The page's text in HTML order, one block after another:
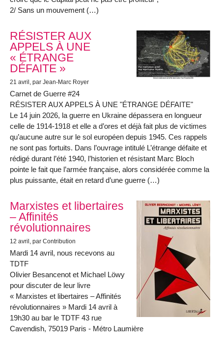
2/ Sans un mouvement (…)
RÉSISTER AUX
APPELS À UNE
« ÉTRANGE
DÉFAITE »
21 avril , par Jean-Marc Royer
Carnet de Guerre #24
RÉSISTER AUX APPELS À UNE "ÉTRANGE DÉFAITE"
Le 14 juin 2026, la guerre en Ukraine dépassera en longueur
celle de 1914-1918 et elle a d’ores et déjà fait plus de victimes
qu’aucune autre sur le sol européen depuis 1945. Ces rappels
ne sont pas fortuits. Dans l’ouvrage intitulé L’étrange défaite et
rédigé durant l’été 1940, l’historien et résistant Marc Bloch
pointe le fait que l’armée française, alors considérée comme la
plus puissante, était en retard d’une guerre (…)
Marxistes et libertaires
– Affinités
révolutionnaires
12 avril , par Contribution
Mardi 14 avril, nous recevons au
TDTF
Olivier Besancenot et Michael Löwy
pour discuter de leur livre
« Marxistes et libertaires – Affinités
révolutionnaires » Mardi 14 avril à
19h30 au bar le TDTF 43 rue
Cavendish, 75019 Paris - Métro Laumière